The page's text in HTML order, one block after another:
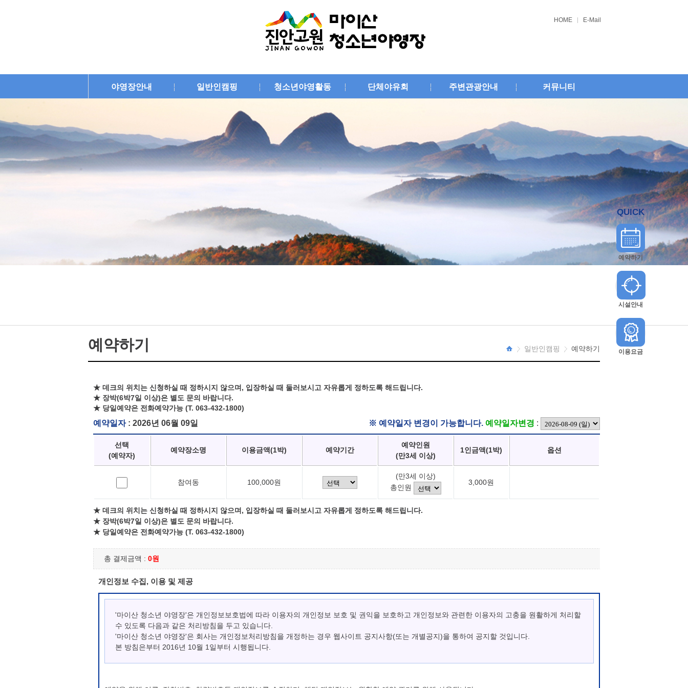
HOME E-Mail
야영장안내 일반인캠핑 청소년야영활동 단체야유회 주변관광안내 커뮤니티
예약하기 일반인캠핑 예약하기
★ 데크의 위치는 신청하실 때 정하시지 않으며, 입장하실 때 둘러보시고 자유롭게 정하도록 해드립니다.
★ 장박(6박7일 이상)은 별도 문의 바랍니다.
★ 당일예약은 전화예약가능 (T. 063-432-1800)
예약일자: 2026년 06월 09일 ※ 예약일자 변경이 가능합니다. 예약일자변경 :
선택
(예약자)
예약장소명 이용금액(1박) 예약기간
예약인원
(만3세 이상)
1인금액(1박) 옵션
참여동 100,000원
(만3세 이상)
총인원
3,000원
★ 데크의 위치는 신청하실 때 정하시지 않으며, 입장하실 때 둘러보시고 자유롭게 정하도록 해드립니다.
★ 장박(6박7일 이상)은 별도 문의 바랍니다.
★ 당일예약은 전화예약가능 (T. 063-432-1800)
총 결제금액 : 0원
개인정보 수집, 이용 및 제공
'마이산 청소년 야영장'은 개인정보보호법에 따라 이용자의 개인정보 보호 및 권익을 보호하고 개인정보와 관련한 이용자의 고충을 원활하게 처리할
수 있도록 다음과 같은 처리방침을 두고 있습니다.
'마이산 청소년 야영장'은 회사는 개인정보처리방침을 개정하는 경우 웹사이트 공지사항(또는 개별공지)을 통하여 공지할 것입니다.
본 방침은부터 2016년 10월 1일부터 시행됩니다.
QUICK
예약하기
시설안내
이용요금